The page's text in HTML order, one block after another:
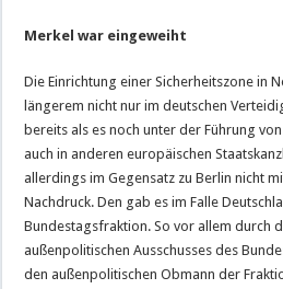
Merkel war eingeweiht
Die Einrichtung einer Sicherheitszone in
längerem nicht nur im deutschen
bereits als es noch unter der Führung
auch in anderen europäischen
allerdings im Gegensatz zu Berlin nicht
Nachdruck. Den gab es im Falle
Bundestagsfraktion. So vor allem durch
außenpolitischen Ausschusses des
den außenpolitischen Obmann der